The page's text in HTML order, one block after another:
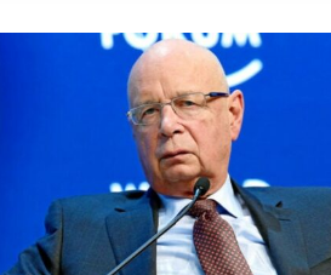
AUCH
DURCH
INFEKTIONEN
AUSGELÖST
WIRD,
NICHT
ABER
DURCH
COVID